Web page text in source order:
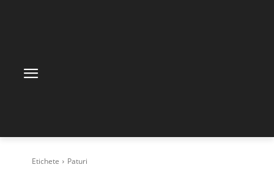
Etichete Paturi